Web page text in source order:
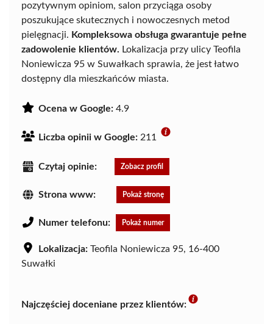
pozytywnym opiniom, salon przyciąga osoby
poszukujące skutecznych i nowoczesnych metod
pielęgnacji. Kompleksowa obsługa gwarantuje pełne
zadowolenie klientów. Lokalizacja przy ulicy Teofila
Noniewicza 95 w Suwałkach sprawia, że jest łatwo
dostępny dla mieszkańców miasta.
Ocena w Google: 4.9
Liczba opinii w Google: 211
Czytaj opinie: Zobacz profil
Strona www: Pokaż stronę
Numer telefonu: Pokaż numer
Lokalizacja: Teofila Noniewicza 95, 16-400
Suwałki
Najczęściej doceniane przez klientów: